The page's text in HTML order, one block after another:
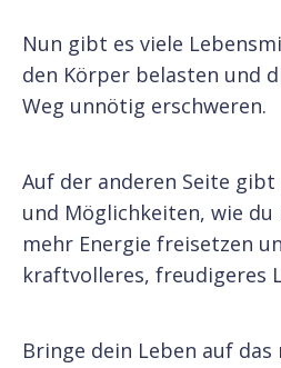
Nun gibt es viele
den Körper belasten und
Weg unnötig erschweren.
Auf der anderen Seite
und Möglichkeiten, wie
mehr Energie freisetzen
kraftvolleres, freudigeres
Bringe dein Leben auf das